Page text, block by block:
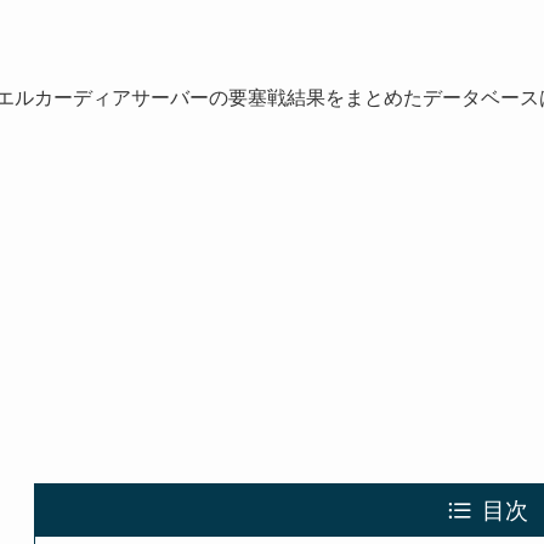
ルカーディアサーバーの要塞戦結果をまとめたデータベース
目次